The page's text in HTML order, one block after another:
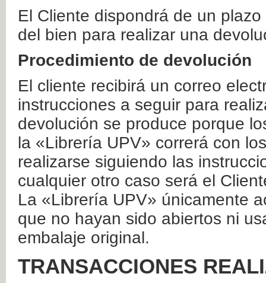
El Cliente dispondrá de un
del bien para realizar una
Procedimiento de devolución
El cliente recibirá un correo
instrucciones a seguir para
devolución se produce porque
la «Librería UPV» correrá con
realizarse siguiendo las
cualquier otro caso será el
La «Librería UPV» únicamente
que no hayan sido abiertos ni
embalaje original.
TRANSACCIONES